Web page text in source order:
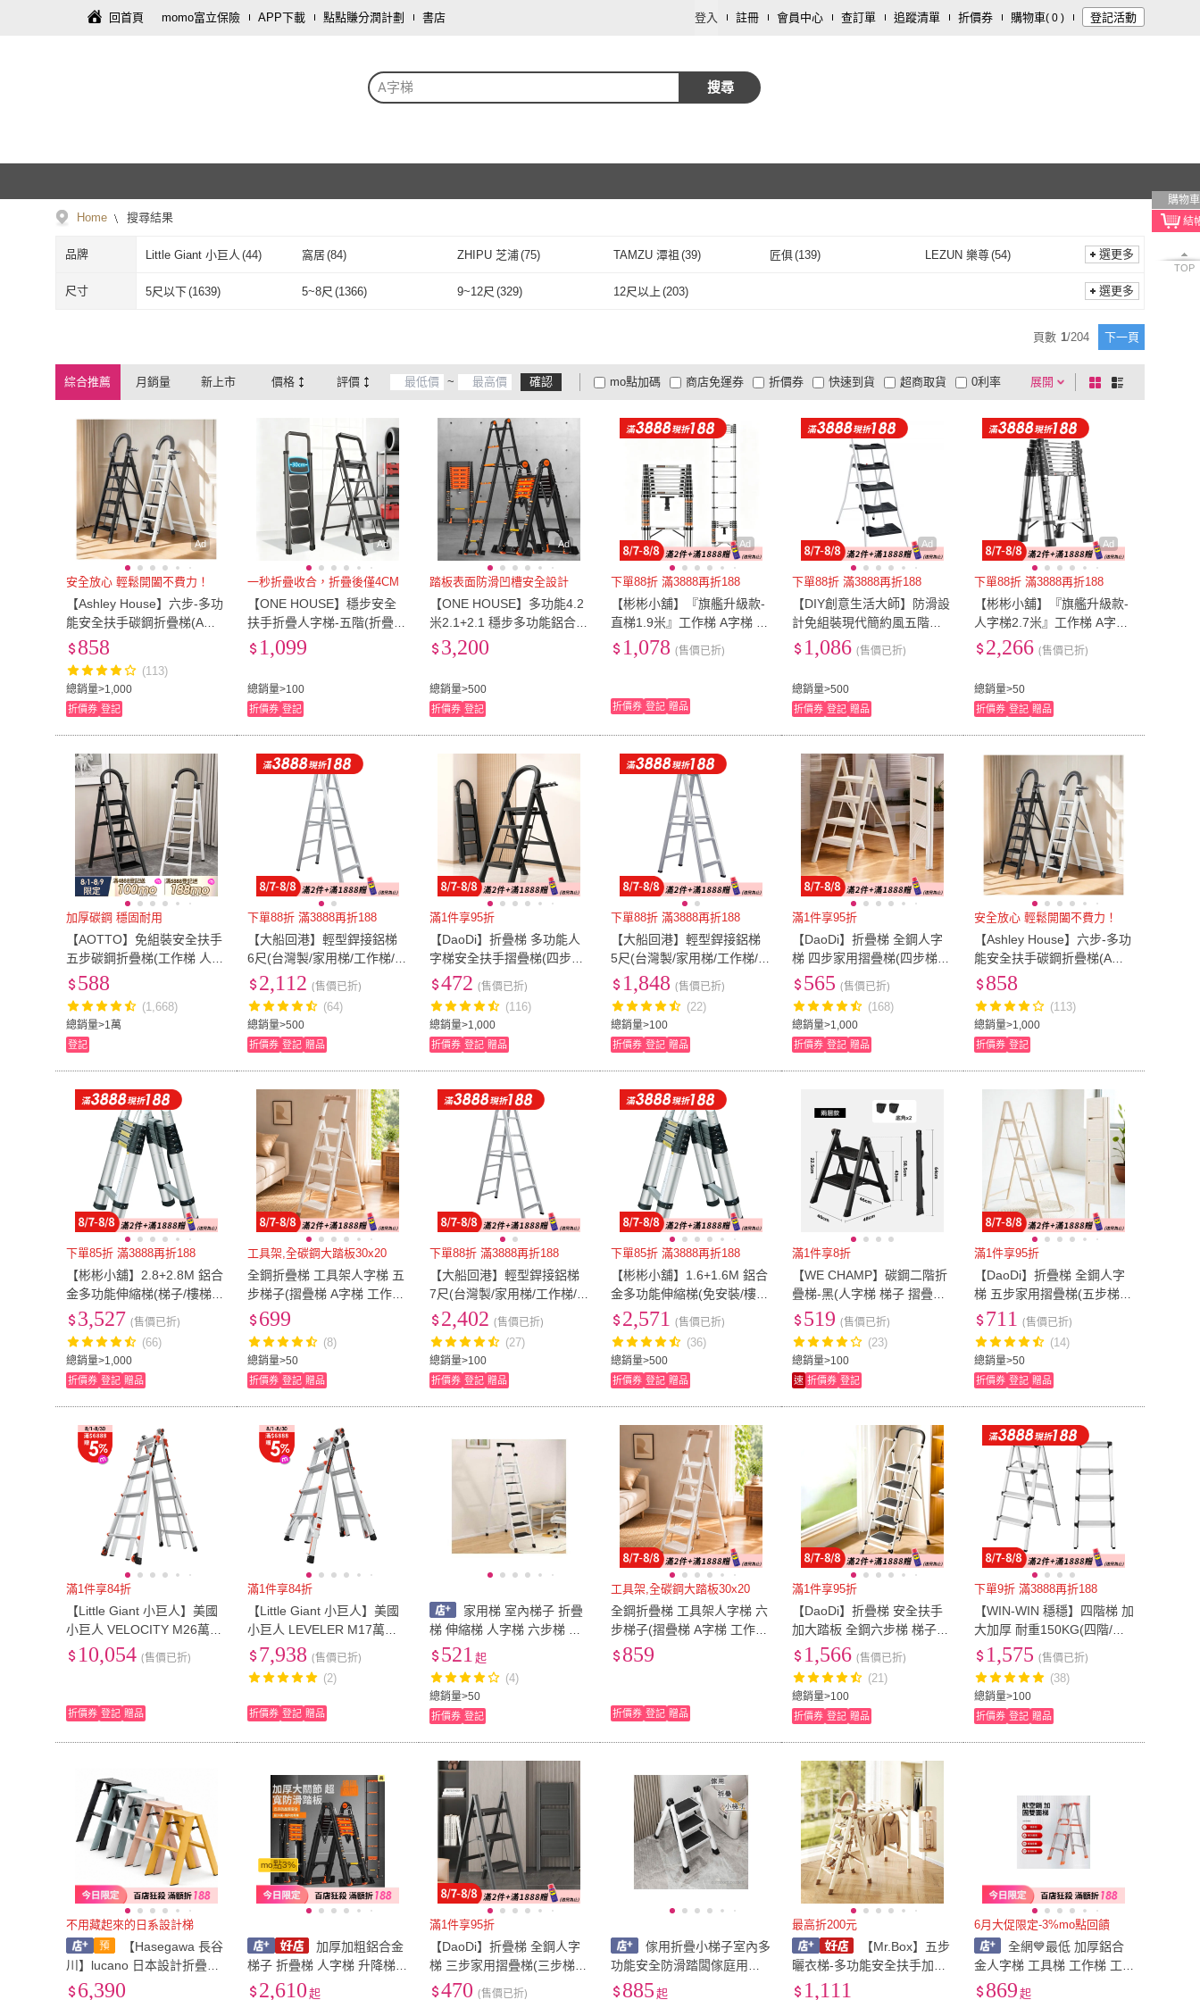
回首頁 momo富立保險 APP下載 點點賺分潤計劃 書店 登入 註冊 會員中心 查訂單 追蹤清單 折價券 購物車( 0 ) 登記活動
A字梯 搜尋
購物車
TOP
Home 搜尋結果
品牌 Little Giant 小巨人 (44) 窩居(84) ZHIPU 芝浦(75) TAMZU 潭祖 (39) 匠俱(139) LEZUN 樂尊(54)
佳美多(134) 大船回港(16) AOTTO(1) DaoDi( 20 )
SHIMOYAMA 霜山(2) ONE HOUSE(7) XINGMU 興沐(36) Ashley House(3) 匠藝家居(5) R.H 獵戰(19)
特力屋(5) YOUFONE(2) KT BIKER(2) Quality 聚家(28) Felsted 菲仕德(3) 新錸家居(1)
UNIFUN TENMA 天馬 12) WE CHAMP 巧可(5) (2)
ELEANOR 艾尼若 生活King(3) WANBAO(2) 日創生活(5) Easy buy 居家生活(2)
TRENY( UdiLife(2) DFhouse (1) EZlife(3
WERNER(1) ANDYMAY2(1)
Little Giant 小巨人 窩居(84 ZHIPU 芝浦 TAMZU 潭祖
梯老闆(23) WIN-WIN 穩穩(9) 彬彬小舖(5) KOGURE 小慕(15) 木洸(3) Hasegawa 長谷川(17)
SHIMOYAMA 霜山(2) ONE HOUSE(7) XINGMU 興沐(36) Ashley House(3) 匠藝家居(5) R.H 獵戰(19)
特力屋 YOUFONE (2) KT BIKER Quality 聚家 (28 Felsted 菲仕德 3 新錸家居(1)
UNIFUN TENMA 天馬( WE CHAMP 2 巧可(5) Mr.Box(2) (1)
ELEANOR 艾尼若 生活King(3) WANBAO (2) 日創生活 5) Easy buy 居家生活 STYLE 格調 3)
TRENY(4) UdiLife(2) DFhouse( 1 EZlife INTEX 1) LOGIS(1
WERNER ANDYMAY2( 1
取消 選更多
尺寸 5尺以下(1639) 5~8尺 (1366) 9~12尺 (329) 12尺以上 (203)
取消 選更多
頁數 1/204 下一頁
綜合推薦 月銷量 新上市 價格 評價 ~ 確認 展開
折價券
有影片
商品有量 電視購物
mo點加碼 快速到貨 超商取貨
低溫宅配
大家電安心配
大家電快配
定期配/分次配
商店免運券 0利率
貨到付款 超商付款
及以上 3 及以上 及以上 1 及以上
棋
盤
列
Ad
安全放心 輕鬆開闔不費力！
【Ashley House】六步-多功
能安全扶手碳鋼折疊梯(A字
梯 工作梯 人字梯 直梯 伸縮
總銷量>1,000
858
(113)
折價券 登記
Ad
一秒折疊收合，折疊後僅4CM
【ONE HOUSE】穩步安全
扶手折疊人字梯-五階(折疊梯
子 家用梯 A字梯 五層梯 梯子
工作梯)
總銷量>100
1,099
折價券 登記
Ad
踏板表面防滑凹槽安全設計
【ONE HOUSE】多功能4.2
米2.1+2.1 穩步多功能鋁合金
加厚伸縮梯_1入(摺疊梯/梯
子/家用梯/人字梯/A字梯/鋁
總銷量>500
3,200
折價券 登記
Ad
下單88折 滿3888再折188
【彬彬小舖】『旗艦升級款-
直梯1.9米』工作梯 A字梯 一
字梯 人字梯 梯子 樓梯 直梯
伸縮梯 鋁梯
1,078 (售價已折)
折價券 登記 贈品
Ad
下單88折 滿3888再折188
【DIY創意生活大師】防滑設
計免組裝現代簡約風五階家
用摺疊梯(台灣製造)
總銷量>500
1,086 (售價已折)
折價券 登記 贈品
Ad
下單88折 滿3888再折188
【彬彬小舖】『旗艦升級款-
人字梯2.7米』工作梯 A字梯
一字梯 人字梯 梯子 樓梯 直
梯 伸縮梯 鋁梯
總銷量>50
2,266 (售價已折)
折價券 登記 贈品
加厚碳鋼 穩固耐用
【AOTTO】免組裝安全扶手
五步碳鋼折疊梯(工作梯 人字
梯 直梯 伸縮梯 鋁梯 梯子 折
總銷量>1萬
588
(1,668)
登記
下單88折 滿3888再折188
【大船回港】輕型銲接鋁梯
6尺(台灣製/家用梯/工作梯/A
字梯/油漆梯/折疊梯/木工裝
修梯子)
總銷量>500
2,112 (售價已折)
(64)
折價券 登記 贈品
滿1件享95折
【DaoDi】折疊梯 多功能人
字梯安全扶手摺疊梯(四步梯
附工具組 梯子 人字梯 摺疊
梯 工作梯)
總銷量>1,000
472 (售價已折)
(116)
折價券 登記 贈品
下單88折 滿3888再折188
【大船回港】輕型銲接鋁梯
5尺(台灣製/家用梯/工作梯/A
字梯/油漆梯/折疊梯/木工裝
修梯子)
總銷量>100
1,848 (售價已折)
(22)
折價券 登記 贈品
滿1件享95折
【DaoDi】折疊梯 全鋼人字
梯 四步家用摺疊梯(四步梯
人字梯 工具梯 工作梯 梯子)
總銷量>1,000
565 (售價已折)
(168)
折價券 登記 贈品
安全放心 輕鬆開闔不費力！
【Ashley House】六步-多功
能安全扶手碳鋼折疊梯(A字
梯 工作梯 人字梯 直梯 伸縮
總銷量>1,000
858
(113)
折價券 登記
下單85折 滿3888再折188
【彬彬小舖】2.8+2.8M 鋁合
金多功能伸縮梯(梯子/樓梯/
工作梯/A字梯/人字梯/摺疊梯/
鋁梯)
總銷量>1,000
3,527 (售價已折)
(66)
折價券 登記 贈品
工具架,全碳鋼大踏板30x20
全鋼折疊梯 工具架人字梯 五
步梯子(摺疊梯 A字梯 工作梯
家用梯)
總銷量>50
699
(8)
折價券 登記 贈品
下單88折 滿3888再折188
【大船回港】輕型銲接鋁梯
7尺(台灣製/家用梯/工作梯/A
字梯/油漆梯/折疊梯/木工裝
修梯子)
總銷量>100
2,402 (售價已折)
(27)
折價券 登記 贈品
下單85折 滿3888再折188
【彬彬小舖】1.6+1.6M 鋁合
金多功能伸縮梯(免安裝/樓
梯/工作梯/A字梯/人字梯/摺疊
梯/鋁梯/梯子)
總銷量>500
2,571 (售價已折)
(36)
折價券 登記 贈品
滿1件享8折
【WE CHAMP】碳鋼二階折
疊梯-黑(人字梯 梯子 摺疊梯
工作梯)
總銷量>100
519 (售價已折)
(23)
速 折價券 登記
滿1件享95折
【DaoDi】折疊梯 全鋼人字
梯 五步家用摺疊梯(五步梯
人字梯 工具梯 工作梯 梯子)
總銷量>50
711 (售價已折)
(14)
折價券 登記 贈品
滿1件享84折
【Little Giant 小巨人】美國
小巨人 VELOCITY M26萬用
梯(6-11呎) 15426-001
10,054 (售價已折)
折價券 登記 贈品
滿1件享84折
【Little Giant 小巨人】美國
小巨人 LEVELER M17萬用
梯含自動腳(4-7呎) 16517-8
7,938 (售價已折)
(2)
折價券 登記 贈品
家用梯 室內梯子 折疊
梯 伸縮梯 人字梯 六步梯 八
步碳鋼梯
總銷量>50
521 起
(4)
折價券 登記
工具架,全碳鋼大踏板30x20
全鋼折疊梯 工具架人字梯 六
步梯子(摺疊梯 A字梯 工作梯
家用梯)
859
折價券 登記 贈品
滿1件享95折
【DaoDi】折疊梯 安全扶手
加大踏板 全鋼六步梯 梯子
(工作梯 人字梯 摺疊梯 家用
總銷量>100
1,566 (售價已折)
(21)
折價券 登記 贈品
下單9折 滿3888再折188
【WIN-WIN 穩穩】四階梯 加
大加厚 耐重150KG(四階/鋁
梯/A型梯/梯子/工作梯/摺疊
梯/A字梯)
總銷量>100
1,575 (售價已折)
(38)
折價券 登記 贈品
不用藏起來的日系設計梯
【Hasegawa 長谷
川】lucano 日本設計折疊梯
2階家用梯 ML2.0-2 日版
6,390
mo點3%
加厚加粗鋁合金
梯子 折疊梯 人字梯 升降梯
伸縮升降梯 森羅梯 鋁梯 工
2,610 起
滿1件享95折
【DaoDi】折疊梯 全鋼人字
梯 三步家用摺疊梯(三步梯
人字梯 工具梯 工作梯 梯子)
470 (售價已折)
傢用折疊小梯子室內多
功能安全防滑踏闆傢庭用梯
人字梯二三步樓梯
885 起
最高折200元
【Mr.Box】五步
曬衣梯-多功能安全扶手加寬
加厚室內伸縮防滑兩用折疊
1,111
6月大促限定-3%mo點回饋
全網💙最低 加厚鋁合
金人字梯 工具梯 工作梯 工
程梯 人字梯 折疊梯 折疊梯 a
869 起